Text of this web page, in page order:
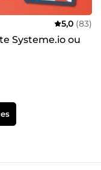
5,0 (83)
Systeme.io ou